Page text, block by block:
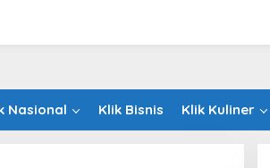
Nasional Klik Bisnis Klik Kuliner